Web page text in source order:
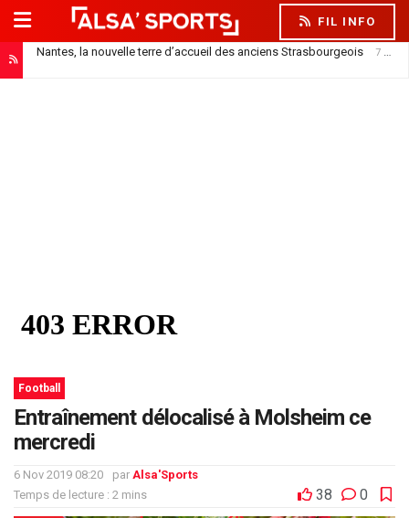
FIL INFO
Nantes, la nouvelle terre d’accueil des anciens Strasbourgeois 7 août 2026
Football
Entraînement délocalisé à Molsheim ce
mercredi
6 Nov 2019 08:20 par Alsa'Sports
Temps de lecture : 2 mins
38 0